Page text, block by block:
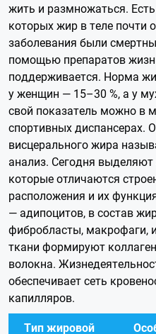
жить и размножаться. Есть
которых жир в теле почти
заболевания были
помощью препаратов
поддерживается. Норма
у женщин — 15–30 %, а у
свой показатель можно в
спортивных диспансерах.
висцерального жира
анализ. Сегодня
которые отличаются
расположения и их
— адипоцитов, в состав
фибробласты, макрофаги,
ткани формируют
волокна.
обеспечивает сеть
капилляров.
Тип жировой